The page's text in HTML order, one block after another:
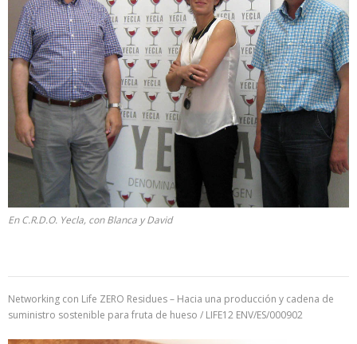
En C.R.D.O. Yecla, con Blanca y David
Networking con Life ZERO Residues – Hacia una producción y cadena de
suministro sostenible para fruta de hueso / LIFE12 ENV/ES/000902